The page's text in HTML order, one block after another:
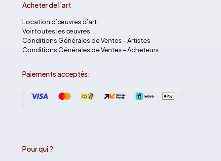
Acheter de l’art
Location d’œuvres d’art
Voir toutes les œuvres
Conditions Générales de Ventes – Artistes
Conditions Générales de Ventes – Acheteurs
Paiements acceptés:
Pour qui ?